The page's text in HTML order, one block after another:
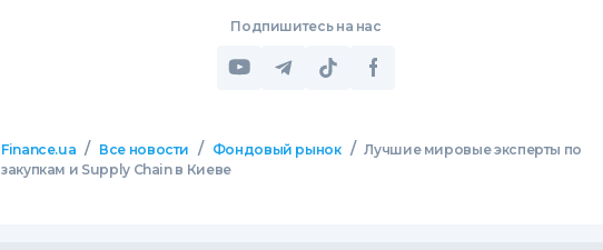
Подпишитесь на нас
Finance.ua / Все новости / Фондовый рынок / Лучшие мировые эксперты по
закупкам и Supply Chain в Киеве